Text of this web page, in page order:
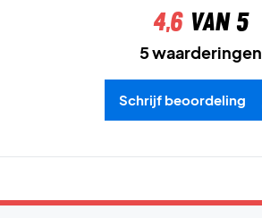
4,6van 5
5 waarderingen
Schrijf beoordeling